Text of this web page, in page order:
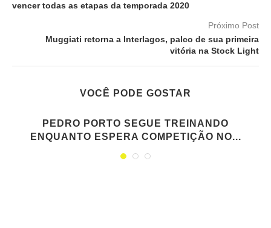
vencer todas as etapas da temporada 2020
Próximo Post
Muggiati retorna a Interlagos, palco de sua primeira
vitória na Stock Light
VOCÊ PODE GOSTAR
PEDRO PORTO SEGUE TREINANDO
ENQUANTO ESPERA COMPETIÇÃO NO...